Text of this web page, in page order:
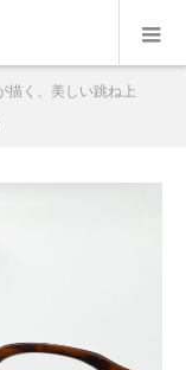
描く、美しい跳ね上